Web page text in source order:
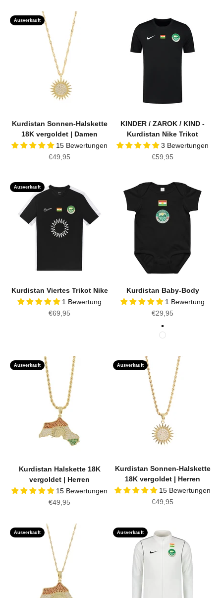
Ausverkauft
Kurdistan Sonnen-Halskette
18K vergoldet | Damen
15 Bewertungen
Angebot
€49,95
KINDER / ZAROK / KIND -
Kurdistan Nike Trikot
3 Bewertungen
Angebot
€59,95
Ausverkauft
Kurdistan Viertes Trikot Nike
1 Bewertung
Angebot
€69,95
Kurdistan Baby-Body
1 Bewertung
Angebot
€29,95
Farbe
Schwarz
Weiß
Ausverkauft
Kurdistan Halskette 18K
vergoldet | Herren
15 Bewertungen
Angebot
€49,95
Ausverkauft
Kurdistan Sonnen-Halskette
18K vergoldet | Herren
15 Bewertungen
Angebot
€49,95
Ausverkauft Ausverkauft